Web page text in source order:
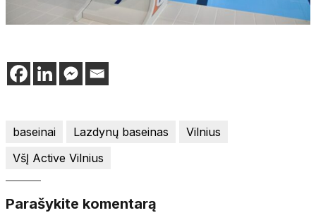
baseinai Lazdynų baseinas
Vilnius
VšĮ Active Vilnius
Parašykite komentarą